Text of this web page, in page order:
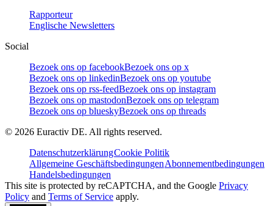
Rapporteur
Englische Newsletters
Social
Bezoek ons op facebookBezoek ons op x
Bezoek ons op linkedinBezoek ons op youtube
Bezoek ons op rss-feedBezoek ons op instagram
Bezoek ons op mastodonBezoek ons op telegram
Bezoek ons op blueskyBezoek ons op threads
© 2026 Euractiv DE. All rights reserved.
DatenschutzerklärungCookie Politik
Allgemeine GeschäftsbedingungenAbonnementbedingungen
Handelsbedingungen
This site is protected by reCAPTCHA, and the Google Privacy
Policy and Terms of Service apply.